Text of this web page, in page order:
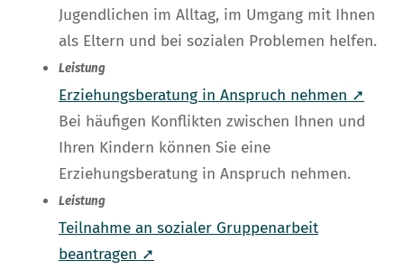
Jugendlichen im Alltag, im Umgang mit Ihnen
als Eltern und bei sozialen Problemen helfen.
Leistung
Erziehungsberatung in Anspruch nehmen ➚
Bei häufigen Konflikten zwischen Ihnen und
Ihren Kindern können Sie eine
Erziehungsberatung in Anspruch nehmen.
Leistung
Teilnahme an sozialer Gruppenarbeit
beantragen ➚